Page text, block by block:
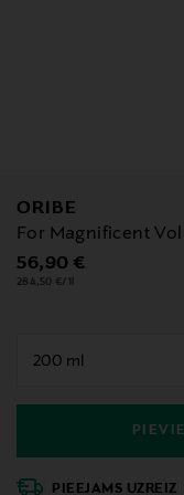
ORIBE
For Magnificent
Original Price
56,90 €
284,50 €/1l
PIEEJAMS UZREIZ